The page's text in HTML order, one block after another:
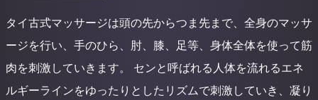
タイ古式マッサージは頭の先からつま先まで、全身のマッサ
ージを行い、手のひら、肘、膝、足等、身体全体を使って筋
肉を刺激していきます。 センと呼ばれる人体を流れるエネ
ルギーラインをゆったりとしたリズムで刺激していき、凝り